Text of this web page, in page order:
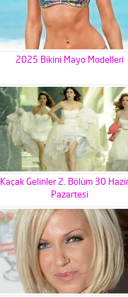
2025 Bikini Mayo Modelleri
Kaçak Gelinler 2. Bölüm 30
Pazartesi